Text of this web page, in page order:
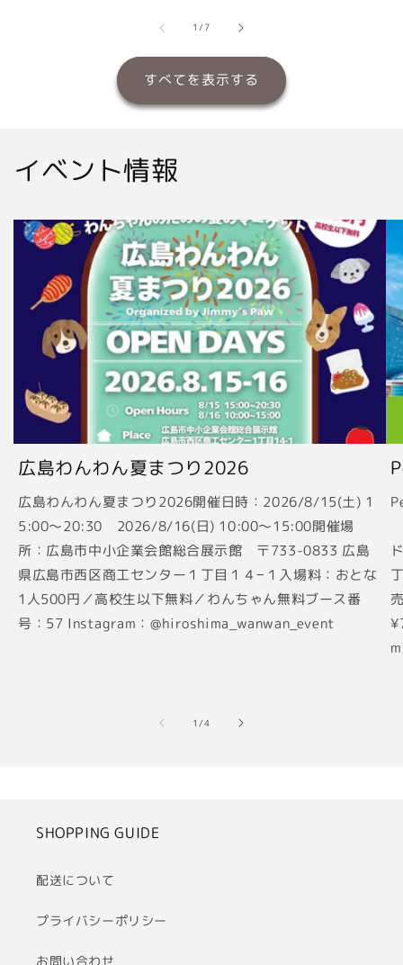
格
1/の
7
すべてを表示する
イベント情報
広島わんわん夏まつり2026
広島わんわん夏まつり2026開催日時：2026/8/15(土) 1
5:00〜20:30 2026/8/16(日) 10:00〜15:00開催場
所：広島市中小企業会館総合展示館 〒733-0833 広島
県広島市西区商工センター１丁目１４−１入場料：おとな
1人500円／高校生以下無料／わんちゃん無料ブース番
号：57 Instagram：@hiroshima_wanwan_event
1 /の
4
SHOPPING GUIDE
配送について
プライバシーポリシー
お問い合わせ